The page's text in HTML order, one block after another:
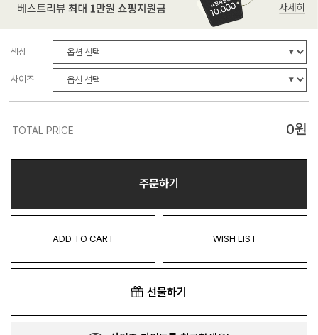
색상
사이즈
TOTAL PRICE 0원
주문하기
ADD TO CART WISH LIST
선물하기